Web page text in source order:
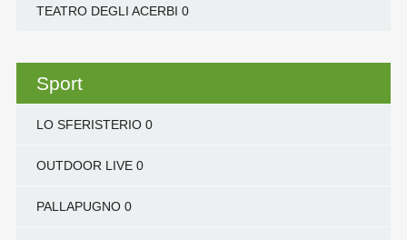
TEATRO DEGLI ACERBI 0
Sport
LO SFERISTERIO0
OUTDOOR LIVE0
PALLAPUGNO0